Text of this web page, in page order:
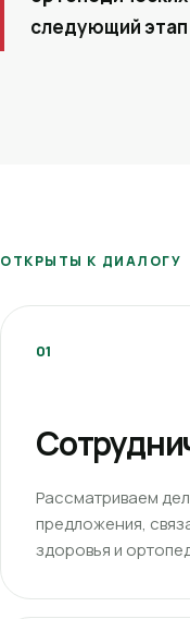
следующий этап
ОТКРЫТЫ К ДИАЛОГУ
01
Рассматриваем
предложения,
здоровья и